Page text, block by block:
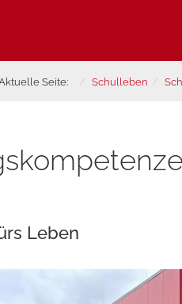
Seite: Schulleben
Leben